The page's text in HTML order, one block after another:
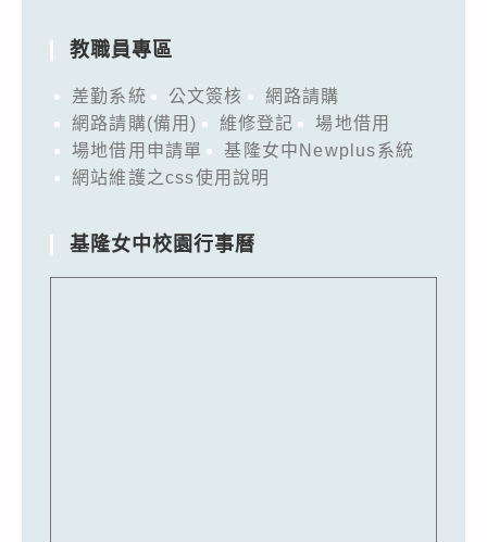
教職員專區
差勤系統 公文簽核
網路請購
網路請購(備用)
維修登記
場地借用
場地借用申請單
基隆女中Newplus系統
網站維護之css使用說明
基隆女中校園行事曆